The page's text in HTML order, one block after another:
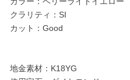
クラリティ：SI
カット：Good
地金素材：K18YG